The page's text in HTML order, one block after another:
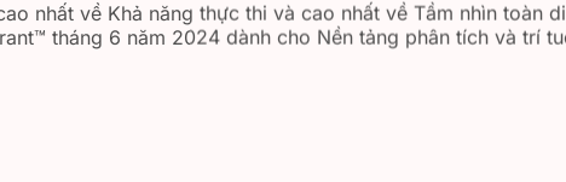
nhất về Khả năng thực thi và cao nhất về Tầm nhìn toàn
tháng 6 năm 2024 dành cho Nền tảng phân tích và trí